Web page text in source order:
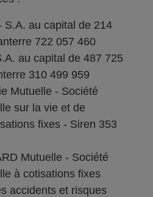
S.A. au capital de 214
722 057 460
au capital de 487 725
310 499 959
Mutuelle - Société
sur la vie et de
fixes - Siren 353
Mutuelle - Société
à cotisations fixes
accidents et risques